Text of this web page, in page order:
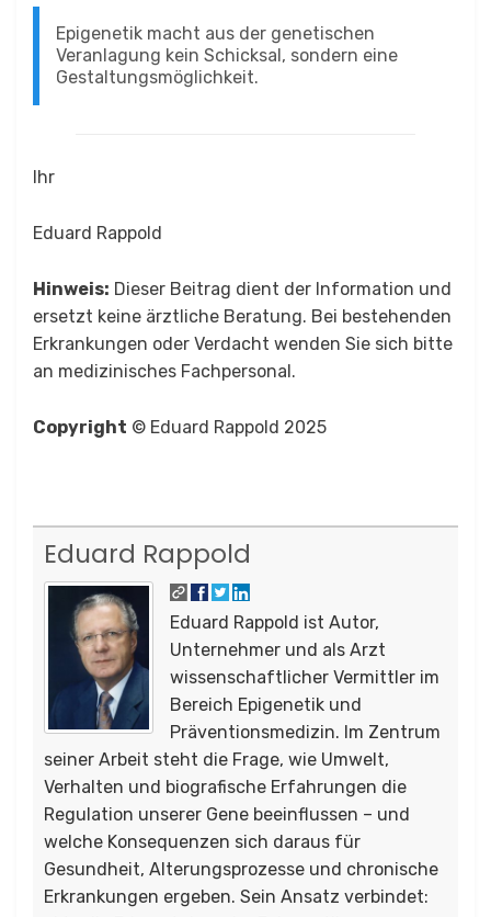
Epigenetik macht aus der genetischen
Veranlagung kein Schicksal, sondern eine
Gestaltungsmöglichkeit.
Ihr
Eduard Rappold
Hinweis: Dieser Beitrag dient der Information und
ersetzt keine ärztliche Beratung. Bei bestehenden
Erkrankungen oder Verdacht wenden Sie sich bitte
an medizinisches Fachpersonal.
Copyright © Eduard Rappold 2025
Eduard Rappold
Eduard Rappold ist Autor,
Unternehmer und als Arzt
wissenschaftlicher Vermittler im
Bereich Epigenetik und
Präventionsmedizin. Im Zentrum
seiner Arbeit steht die Frage, wie Umwelt,
Verhalten und biografische Erfahrungen die
Regulation unserer Gene beeinflussen – und
welche Konsequenzen sich daraus für
Gesundheit, Alterungsprozesse und chronische
Erkrankungen ergeben. Sein Ansatz verbindet: